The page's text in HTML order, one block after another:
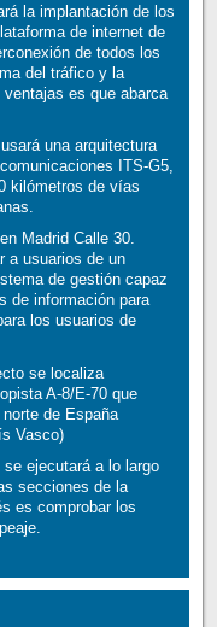
la implantación de los
de internet de
de todos los
del tráfico y la
es que abarca
una arquitectura
ITS-G5,
kilómetros de vías
Madrid Calle 30.
a usuarios de un
de gestión capaz
de información para
los usuarios de
se localiza
A-8/E-70 que
de España
Vasco)
ejecutará a lo largo
secciones de la
es comprobar los